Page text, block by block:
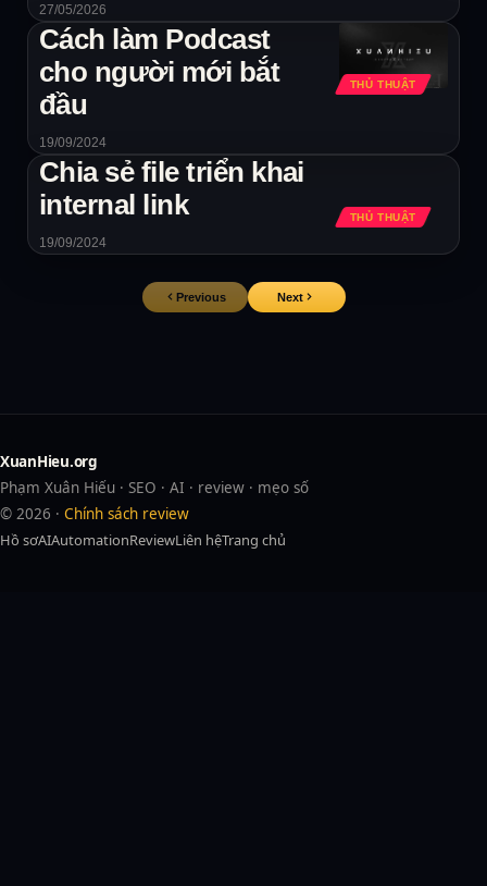
27/05/2026
THỦ THUẬT
Cách làm Podcast
cho người mới bắt
đầu
19/09/2024
THỦ THUẬT
Chia sẻ file triển khai
internal link
19/09/2024
Previous Next
XuanHieu.org
Phạm Xuân Hiếu · SEO · AI · review · mẹo số
© 2026 · Chính sách review
Hồ sơAIAutomationReviewLiên hệTrang chủ